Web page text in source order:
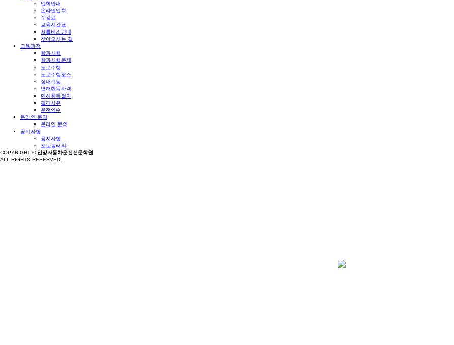
입학안내
온라인입학
수강료
교육시간표
셔틀버스안내
찾아오시는 길
교육과정
학과시험
학과시험문제
도로주행
도로주행코스
장내기능
면허취득자격
면허취득절차
결격사유
운전연수
온라인 문의
온라인 문의
공지사항
공지사항
포토갤러리
COPYRIGHT © 안양자동차운전전문학원
ALL RIGHTS RESERVED.